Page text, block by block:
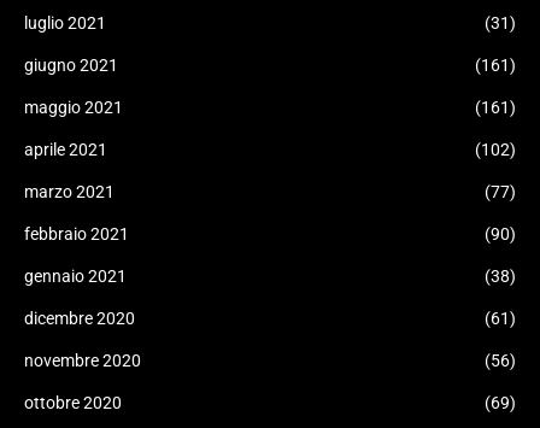
luglio 2021 (31)
giugno 2021 (161)
maggio 2021 (161)
aprile 2021 (102)
marzo 2021 (77)
febbraio 2021 (90)
gennaio 2021 (38)
dicembre 2020 (61)
novembre 2020 (56)
ottobre 2020 (69)